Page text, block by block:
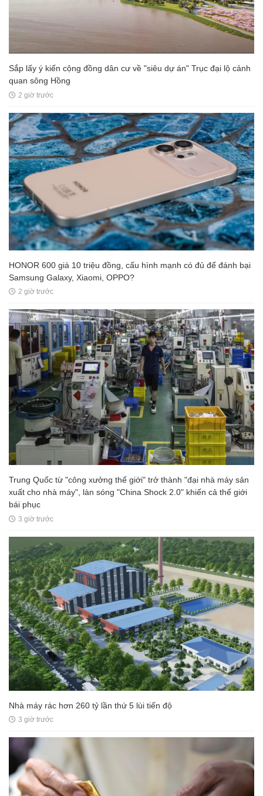
Sắp lấy ý kiến cộng đồng dân cư về "siêu dự án" Trục đại lộ cảnh
quan sông Hồng
2 giờ trước
HONOR 600 giá 10 triệu đồng, cấu hình mạnh có đủ để đánh bại
Samsung Galaxy, Xiaomi, OPPO?
2 giờ trước
Trung Quốc từ "công xưởng thế giới" trở thành "đại nhà máy sản
xuất cho nhà máy", làn sóng "China Shock 2.0" khiến cả thế giới
bái phục
3 giờ trước
Nhà máy rác hơn 260 tỷ lần thứ 5 lùi tiến độ
3 giờ trước